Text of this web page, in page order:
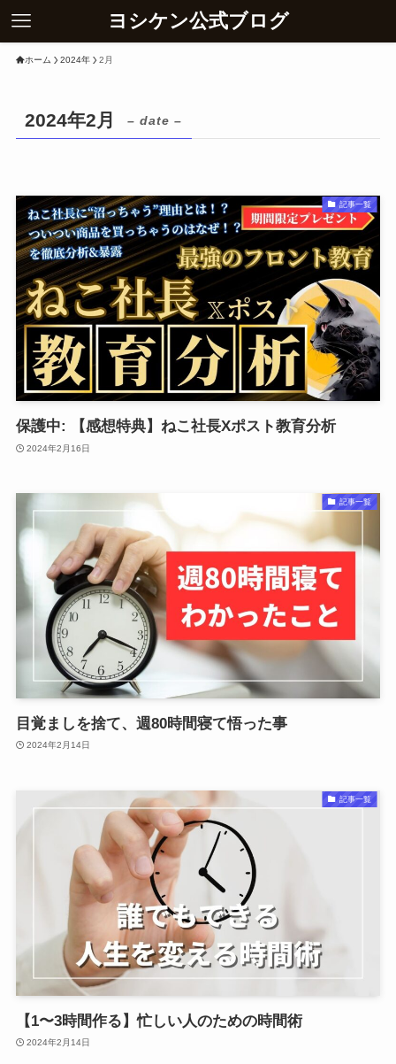
ヨシケン公式ブログ
ホーム 2024年 2月
2024年2月 – date –
記事一覧
保護中: 【感想特典】ねこ社長Xポスト教育分析
2024年2月16日
記事一覧
目覚ましを捨て、週80時間寝て悟った事
2024年2月14日
記事一覧
【1〜3時間作る】忙しい人のための時間術
2024年2月14日